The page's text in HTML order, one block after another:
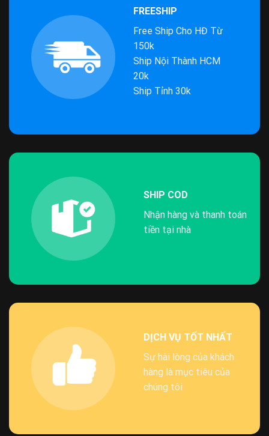
FREESHIP
Free Ship Cho HĐ Từ
150k
Ship Nội Thành HCM
20k
Ship Tỉnh 30k
SHIP COD
Nhận hàng và thanh toán
tiền tại nhà
DỊCH VỤ TỐT NHẤT
Sự hài lòng của khách
hàng là mục tiêu của
chúng tôi